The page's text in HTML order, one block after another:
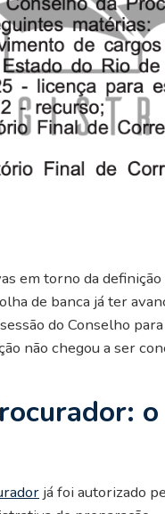
em torno da
de banca já ter
do Conselho
não chegou a ser
já foi autorizado